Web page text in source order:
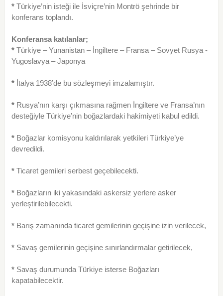
* Türkiye’nin isteği ile İsviçre’nin Montrö şehrinde bir
konferans toplandı.
Konferansa katılanlar;
* Türkiye – Yunanistan – İngiltere – Fransa – Sovyet Rusya -
Yugoslavya – Japonya
* İtalya 1938’de bu sözleşmeyi imzalamıştır.
* Rusya’nın karşı çıkmasına rağmen İngiltere ve Fransa’nın
desteğiyle Türkiye’nin boğazlardaki hakimiyeti kabul edildi.
* Boğazlar komisyonu kaldırılarak yetkileri Türkiye’ye
devredildi.
* Ticaret gemileri serbest geçebilecekti.
* Boğazların iki yakasındaki askersiz yerlere asker
yerleştirile­bilecekti.
* Barış zamanında ticaret gemilerinin geçişine izin verilecek,
* Savaş gemilerinin geçişine sınırlandırmalar getirilecek,
* Savaş durumunda Türkiye isterse Boğazları
kapatabilecektir.